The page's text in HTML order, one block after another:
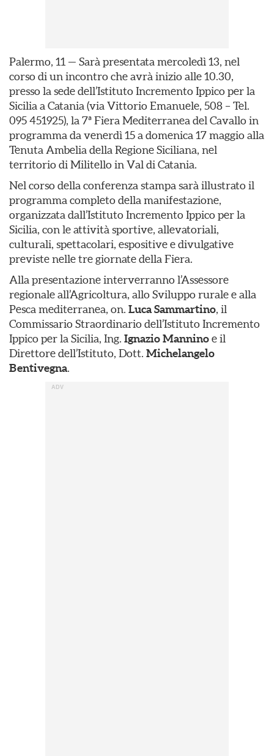
Palermo, 11 — Sarà presentata mercoledì 13, nel
corso di un incontro che avrà inizio alle 10.30,
presso la sede dell’Istituto Incremento Ippico per la
Sicilia a Catania (via Vittorio Emanuele, 508 – Tel.
095 451925), la 7ª Fiera Mediterranea del Cavallo in
programma da venerdì 15 a domenica 17 maggio alla
Tenuta Ambelia della Regione Siciliana, nel
territorio di Militello in Val di Catania.
Nel corso della conferenza stampa sarà illustrato il
programma completo della manifestazione,
organizzata dall’Istituto Incremento Ippico per la
Sicilia, con le attività sportive, allevatoriali,
culturali, spettacolari, espositive e divulgative
previste nelle tre giornate della Fiera.
Alla presentazione interverranno l’Assessore
regionale all’Agricoltura, allo Sviluppo rurale e alla
Pesca mediterranea, on. Luca Sammartino, il
Commissario Straordinario dell’Istituto Incremento
Ippico per la Sicilia, Ing. Ignazio Manninoe il
Direttore dell’Istituto, Dott. Michelangelo
Bentivegna.